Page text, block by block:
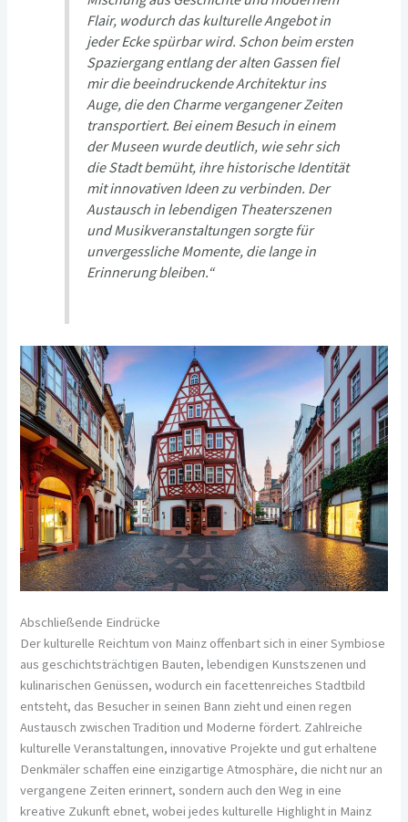
Flair, wodurch das kulturelle Angebot in
jeder Ecke spürbar wird. Schon beim ersten
Spaziergang entlang der alten Gassen fiel
mir die beeindruckende Architektur ins
Auge, die den Charme vergangener Zeiten
transportiert. Bei einem Besuch in einem
der Museen wurde deutlich, wie sehr sich
die Stadt bemüht, ihre historische Identität
mit innovativen Ideen zu verbinden. Der
Austausch in lebendigen Theaterszenen
und Musikveranstaltungen sorgte für
unvergessliche Momente, die lange in
Erinnerung bleiben.“
Abschließende Eindrücke
Der kulturelle Reichtum von Mainz offenbart sich in einer Symbiose
aus geschichtsträchtigen Bauten, lebendigen Kunstszenen und
kulinarischen Genüssen, wodurch ein facettenreiches Stadtbild
entsteht, das Besucher in seinen Bann zieht und einen regen
Austausch zwischen Tradition und Moderne fördert. Zahlreiche
kulturelle Veranstaltungen, innovative Projekte und gut erhaltene
Denkmäler schaffen eine einzigartige Atmosphäre, die nicht nur an
vergangene Zeiten erinnert, sondern auch den Weg in eine
kreative Zukunft ebnet, wobei jedes kulturelle Highlight in Mainz